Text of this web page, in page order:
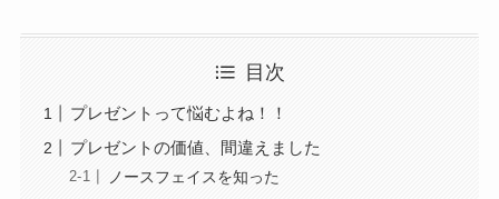
目次
プレゼントって悩むよね！！
プレゼントの価値、間違えました
ノースフェイスを知った